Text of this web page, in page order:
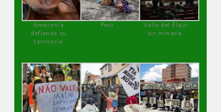
Amazonía
defiende su
territorio
Perú
Valle del Elqui
sin minería.